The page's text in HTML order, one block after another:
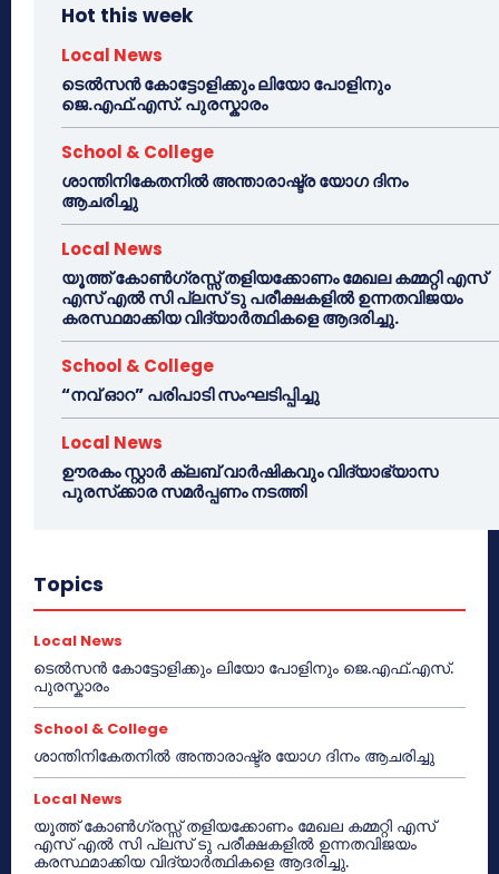
Hot this week
Local News
ടെൽസൻ കോട്ടോളിക്കും ലിയോ പോളിനും
ജെ.എഫ്.എസ്. പുരസ്കാരം
School & College
ശാന്തിനികേതനിൽ അന്താരാഷ്ട്ര യോഗ ദിനം
ആചരിച്ചു
Local News
യൂത്ത് കോൺഗ്രസ്സ് തളിയക്കോണം മേഖല കമ്മറ്റി എസ്
എസ് എൽ സി പ്ലസ് ടു പരീക്ഷകളിൽ ഉന്നതവിജയം
കരസ്ഥമാക്കിയ വിദ്യാർത്ഥികളെ ആദരിച്ചു.
School & College
“നവ് ഓറ” പരിപാടി സംഘടിപ്പിച്ചു
Local News
ഊരകം സ്റ്റാർ ക്ലബ് വാർഷികവും വിദ്യാഭ്യാസ
പുരസ്‌ക്കാര സമർപ്പണം നടത്തി
Topics
Local News
ടെൽസൻ കോട്ടോളിക്കും ലിയോ പോളിനും ജെ.എഫ്.എസ്.
പുരസ്കാരം
School & College
ശാന്തിനികേതനിൽ അന്താരാഷ്ട്ര യോഗ ദിനം ആചരിച്ചു
Local News
യൂത്ത് കോൺഗ്രസ്സ് തളിയക്കോണം മേഖല കമ്മറ്റി എസ്
എസ് എൽ സി പ്ലസ് ടു പരീക്ഷകളിൽ ഉന്നതവിജയം
കരസ്ഥമാക്കിയ വിദ്യാർത്ഥികളെ ആദരിച്ചു.